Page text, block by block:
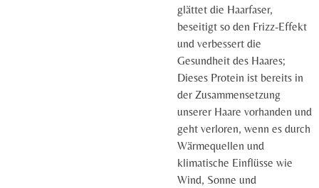
glättet die Haarfaser,
beseitigt so den Frizz-Effekt
und verbessert die
Gesundheit des Haares;
Dieses Protein ist bereits in
der Zusammensetzung
unserer Haare vorhanden und
geht verloren, wenn es durch
Wärmequellen und
klimatische Einflüsse wie
Wind, Sonne und